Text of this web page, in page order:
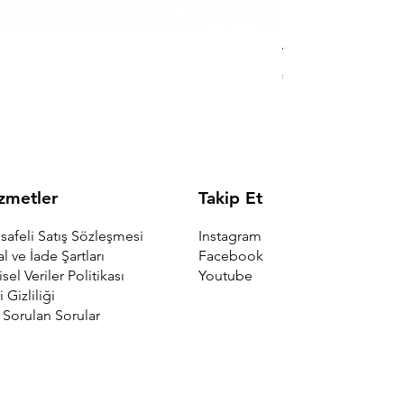
Viking Triangle
Fiyat
₺3.400,00
Satış Sözleşmesi
ve İade Şartları
Veriler Politikası
Gizliliği
Sorulan Sorular
Takip Et
Instagram
Facebook
Youtube